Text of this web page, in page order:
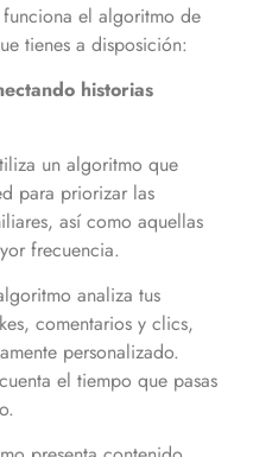
el algoritmo de
tienes a disposición:
historias
un algoritmo que
para priorizar las
así como aquellas
frecuencia.
analiza tus
comentarios y clics,
personalizado.
el tiempo que pasas